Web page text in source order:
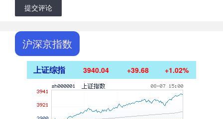
提交评论
沪深京指数
上证综指 3940.04 +39.68 +1.02%